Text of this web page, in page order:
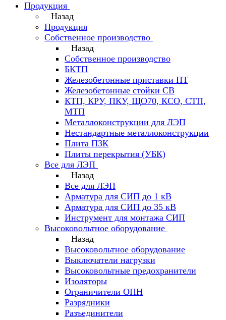
Продукция
Назад
Продукция
Собственное производство
Назад
Собственное производство
БКТП
Железобетонные приставки ПТ
Железобетонные стойки СВ
КТП, КРУ, ПКУ, ЩО70, КСО, СТП,
МТП
Металлоконструкции для ЛЭП
Нестандартные металлоконструкции
Плита ПЗК
Плиты перекрытия (УБК)
Все для ЛЭП
Назад
Все для ЛЭП
Арматура для СИП до 1 кВ
Арматура для СИП до 35 кВ
Инструмент для монтажа СИП
Высоковольтное оборудование
Назад
Высоковольтное оборудование
Выключатели нагрузки
Высоковольтные предохранители
Изоляторы
Ограничители ОПН
Разрядники
Разъединители